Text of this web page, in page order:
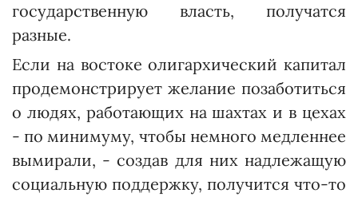
государственную власть, получатся
разные.
Если на востоке олигархический капитал
продемонстрирует желание позаботиться
о людях, работающих на шахтах и в цехах
- по минимуму, чтобы немного медленнее
вымирали, - создав для них надлежащую
социальную поддержку, получится что-то